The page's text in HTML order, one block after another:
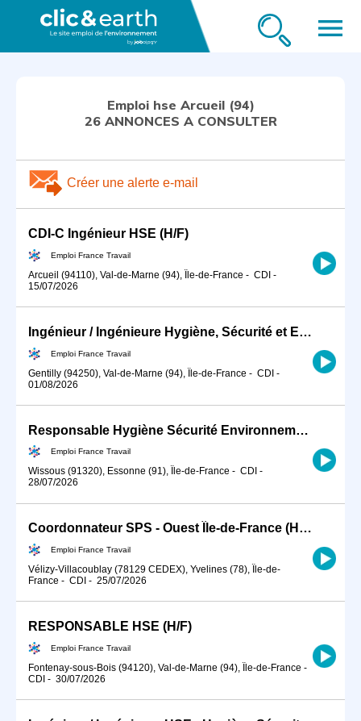
menu
Emploi hse Arcueil (94)
26 ANNONCES A CONSULTER
Créer une alerte e-mail
CDI-C Ingénieur HSE (H/F)
Emploi France Travail
Arcueil (94110), Val-de-Marne (94), Île-de-France - CDI -
15/07/2026
Ingénieur / Ingénieure Hygiène, Sécurité et Environnement en indu (H/F)
Emploi France Travail
Gentilly (94250), Val-de-Marne (94), Île-de-France - CDI -
01/08/2026
Responsable Hygiène Sécurité Environnement (HSE) en industrie (H/F)
Emploi France Travail
Wissous (91320), Essonne (91), Île-de-France - CDI -
28/07/2026
Coordonnateur SPS - Ouest Île-de-France (H/F)
Emploi France Travail
Vélizy-Villacoublay (78129 CEDEX), Yvelines (78), Île-de-
France - CDI - 25/07/2026
RESPONSABLE HSE (H/F)
Emploi France Travail
Fontenay-sous-Bois (94120), Val-de-Marne (94), Île-de-France -
CDI - 30/07/2026